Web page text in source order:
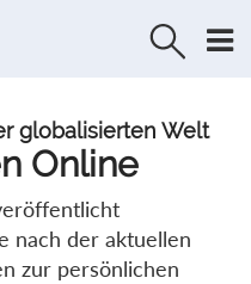
globalisierten Welt
Online
nach der aktuellen
zur persönlichen